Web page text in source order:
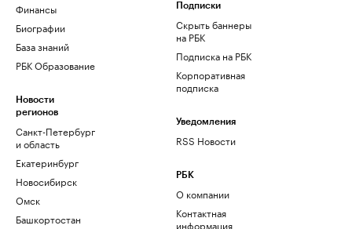
Финансы
Биографии
База знаний
РБК Образование
Новости
регионов
Санкт-Петербург
и область
Екатеринбург
Новосибирск
Омск
Башкортостан
Подписки
Скрыть баннеры
на РБК
Подписка на РБК
Корпоративная
подписка
Уведомления
RSS Новости
РБК
О компании
Контактная
информация